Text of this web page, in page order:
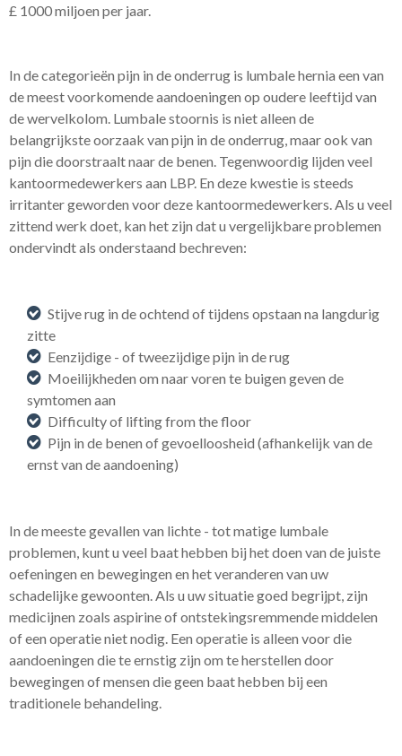
£ 1000 miljoen per jaar.
In de categorieën pijn in de onderrug is lumbale hernia een van
de meest voorkomende aandoeningen op oudere leeftijd van
de wervelkolom. Lumbale stoornis is niet alleen de
belangrijkste oorzaak van pijn in de onderrug, maar ook van
pijn die doorstraalt naar de benen. Tegenwoordig lijden veel
kantoormedewerkers aan LBP. En deze kwestie is steeds
irritanter geworden voor deze kantoormedewerkers. Als u veel
zittend werk doet, kan het zijn dat u vergelijkbare problemen
ondervindt als onderstaand bechreven:
Stijve rug in de ochtend of tijdens opstaan ​​na langdurig
zitte
Eenzijdige - of tweezijdige pijn in de rug
Moeilijkheden om naar voren te buigen geven de
symtomen aan
Difficulty of lifting from the floor
Pijn in de benen of gevoelloosheid (afhankelijk van de
ernst van de aandoening)
In de meeste gevallen van lichte - tot matige lumbale
problemen, kunt u veel baat hebben bij het doen van de juiste
oefeningen en bewegingen en het veranderen van uw
schadelijke gewoonten. Als u uw situatie goed begrijpt, zijn
medicijnen zoals aspirine of ontstekingsremmende middelen
of een operatie niet nodig. Een operatie is alleen voor die
aandoeningen die te ernstig zijn om te herstellen door
bewegingen of mensen die geen baat hebben bij een
traditionele behandeling.